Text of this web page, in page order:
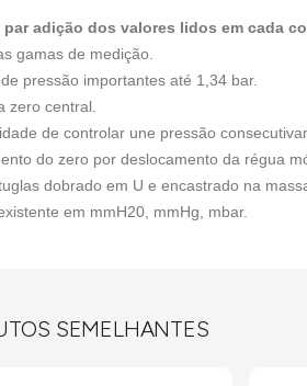
par adição dos valores lidos em cada
gamas de medição.
pressão importantes até 1,34 bar.
zero central.
de controlar une pressão
do zero por deslocamento da régua
dobrado em U e encastrado na
em mmH20, mmHg, mbar.
SEMELHANTES